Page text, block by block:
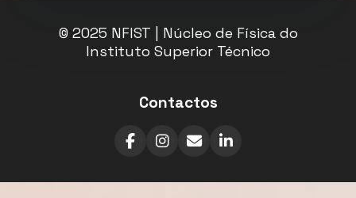
© 2025 NFIST | Núcleo de Física do
Instituto Superior Técnico
Contactos